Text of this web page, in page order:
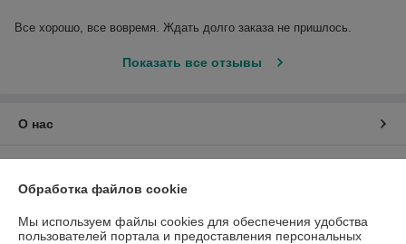
Все хорошо, все вовремя. Ждать долго заказа не пришлось.
Показать все отзывы
О нас
Обработка файлов cookie
Мы используем файлы cookies для обеспечения удобства
пользователей портала и предоставления персональных